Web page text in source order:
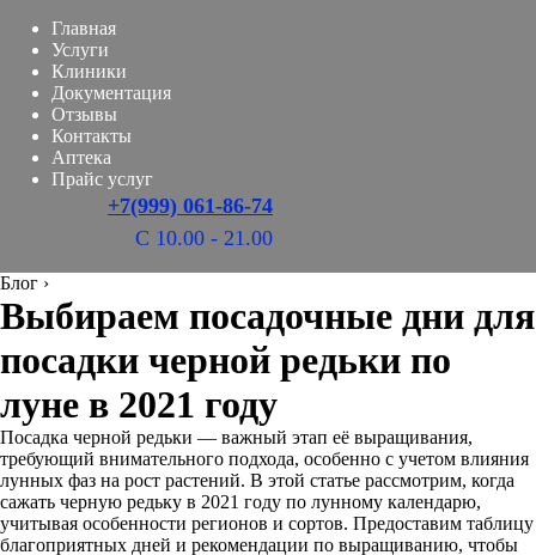
Главная
Услуги
Клиники
Документация
Отзывы
Контакты
Аптека
Прайс услуг
+7(999) 061-86-74
С 10.00 - 21.00
Блог ›
Выбираем посадочные дни для
посадки черной редьки по
луне в 2021 году
Посадка черной редьки — важный этап её выращивания,
требующий внимательного подхода, особенно с учетом влияния
лунных фаз на рост растений. В этой статье рассмотрим, когда
сажать черную редьку в 2021 году по лунному календарю,
учитывая особенности регионов и сортов. Предоставим таблицу
благоприятных дней и рекомендации по выращиванию, чтобы